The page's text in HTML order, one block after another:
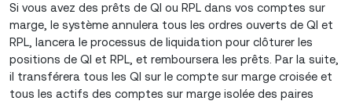
Si vous avez des prêts de QI ou RPL dans vos comptes sur
marge, le système annulera tous les ordres ouverts de QI et
RPL, lancera le processus de liquidation pour clôturer les
positions de QI et RPL, et remboursera les prêts. Par la suite,
il transférera tous les QI sur le compte sur marge croisée et
tous les actifs des comptes sur marge isolée des paires